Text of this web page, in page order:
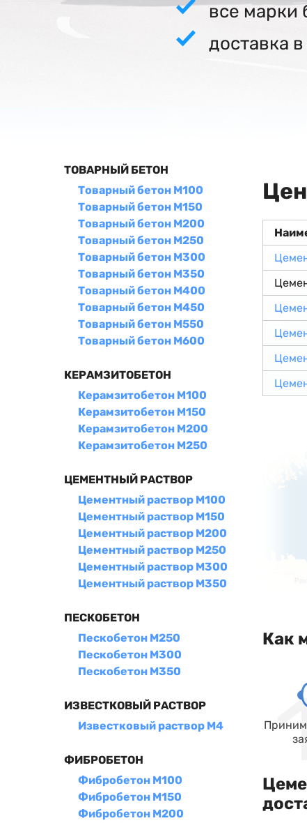
все марки
доставка
ТОВАРНЫЙ БЕТОН
Товарный бетон М100
Товарный бетон М150
Товарный бетон М200
Товарный бетон М250
Товарный бетон М300
Товарный бетон М350
Товарный бетон М400
Товарный бетон М450
Товарный бетон М550
Товарный бетон М600
КЕРАМЗИТОБЕТОН
Керамзитобетон М100
Керамзитобетон М150
Керамзитобетон М200
Керамзитобетон М250
ЦЕМЕНТНЫЙ РАСТВОР
Цементный раствор М100
Цементный раствор М150
Цементный раствор М200
Цементный раствор М250
Цементный раствор М300
Цементный раствор М350
ПЕСКОБЕТОН
Пескобетон М250
Пескобетон М300
Пескобетон М350
ИЗВЕСТКОВЫЙ РАСТВОР
Известковый раствор М4
ФИБРОБЕТОН
Фибробетон М100
Фибробетон М150
Фибробетон М200
Как